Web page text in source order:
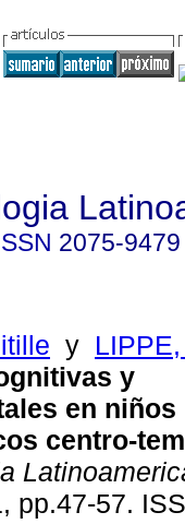
2075-9479
y
y
en
centro-
pp.47-57.